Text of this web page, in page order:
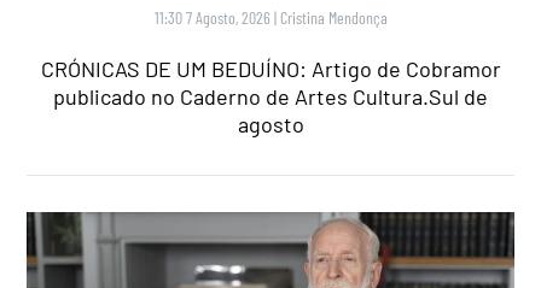
11:30 7 Agosto, 2026 | Cristina Mendonça
CRÓNICAS DE UM BEDUÍNO: Artigo de Cobramor
publicado no Caderno de Artes Cultura.Sul de
agosto